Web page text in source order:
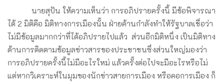
นายสุปัน ให้ความเห็นว่า การอภิปรายครั้งนี้ มีข้อพิจารณา
ได้ 2 มิติคือ มิติทางการเมืองนั้น ฝ่ายค้านกำลังทำให้รัฐบาลเชื่อว่า
ไม่มีข้อมูลมากกว่าที่ได้อภิปรายไปแล้ว ส่วนอีกมิติหนึ่ง เป็นมิติทาง
ด้านการติดตามข้อมูลข่าวสารของประชาชนซึ่งส่วนใหญ่มองว่า
การอภิปรายครั้งนี้ไม่มีอะไรใหม่ แล้วครั้งต่อไปจะมีอะไรหรือไม่
แต่หากวิเคราะห์ในมุมของนักข่าวสายการเมือง หรือคอการเมือง ก็